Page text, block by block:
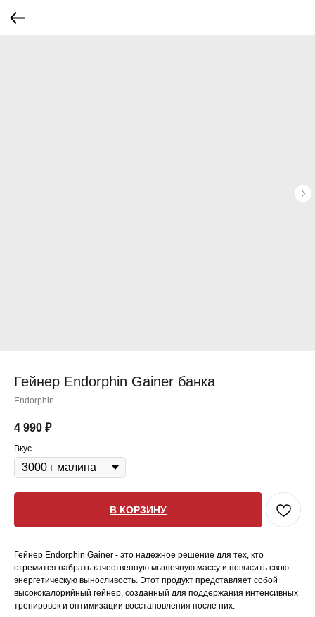
Гейнер Endorphin Gainer банка
Endorphin
4 990 ₽
Вкус
В КОРЗИНУ
Гейнер Endorphin Gainer - это надежное решение для тех, кто
стремится набрать качественную мышечную массу и повысить свою
энергетическую выносливость. Этот продукт представляет собой
высококалорийный гейнер, созданный для поддержания интенсивных
тренировок и оптимизации восстановления после них.